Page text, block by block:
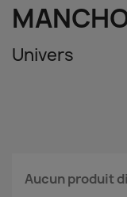
Univers
Aucun produit